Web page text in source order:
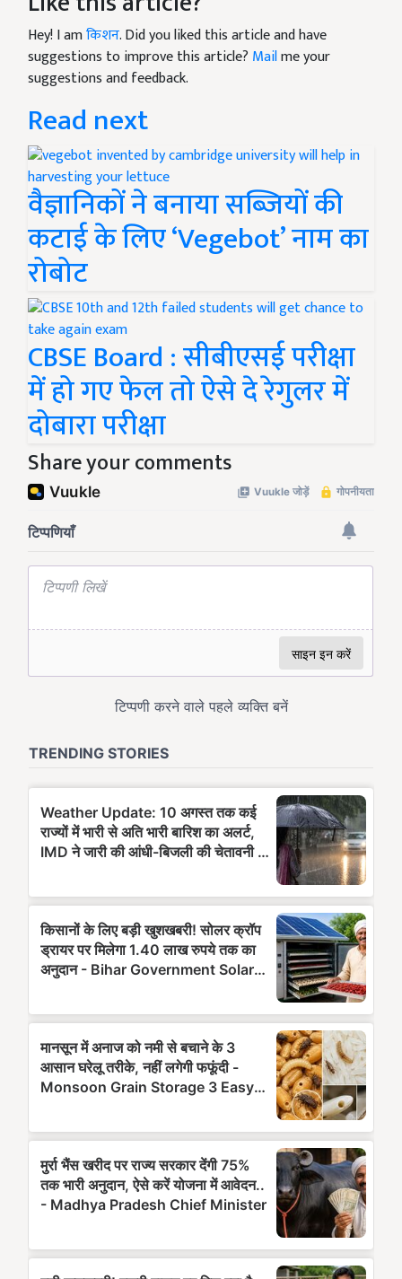
Hey! I amकिशन. Did you liked this article and have
suggestions to improve this article? Mailme your
suggestions and feedback.
Read next
वैज्ञानिकों ने बनाया सब्ज़ियों की
कटाई के लिए ‘Vegebot’ नाम का
रोबोट
CBSE Board : सीबीएसई परीक्षा
में हो गए फेल तो ऐसे दे रेगुलर में
दोबारा परीक्षा
Share your comments